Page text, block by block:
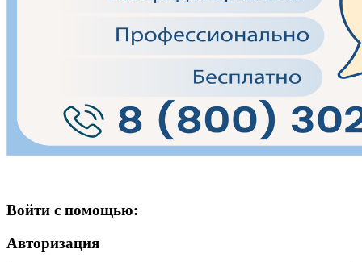
Войти с помощью:
Авторизация